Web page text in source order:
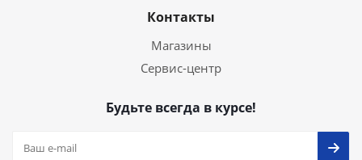
Контакты
Магазины
Сервис-центр
Будьте всегда в курсе!